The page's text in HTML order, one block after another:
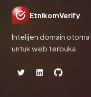
EtnikomVerify
Intelijen domain
untuk web terbuka.